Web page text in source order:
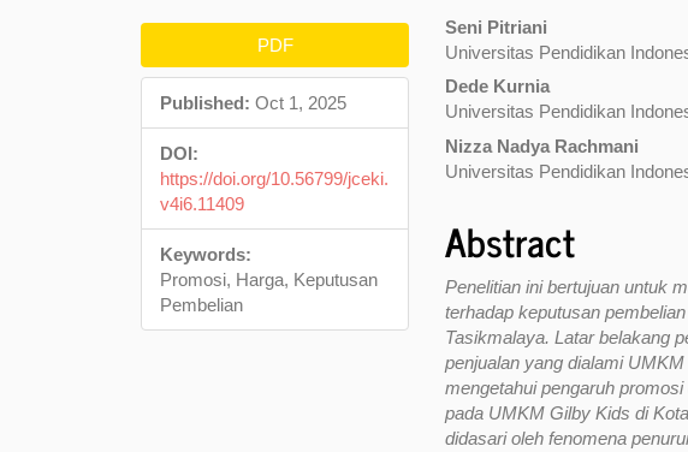
Article
Sidebar PDF
Published: Oct 1, 2025
DOI:
https://doi.org/10.56799/jceki.
v4i6.11409
Keywords:
Promosi, Harga, Keputusan
Pembelian
Main
Article
Content
Seni Pitriani
Universitas Pendidikan
Dede Kurnia
Universitas Pendidikan
Nizza Nadya Rachmani
Universitas Pendidikan
Abstract
Penelitian ini bertujuan untuk
terhadap keputusan
Tasikmalaya. Latar belakang
penjualan yang dialami
mengetahui pengaruh
pada UMKM Gilby Kids di
didasari oleh fenomena